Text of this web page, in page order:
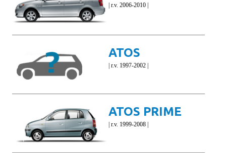
| r.v. 2006-2010 |
ATOS
| r.v. 1997-2002 |
ATOS PRIME
| r.v. 1999-2008 |